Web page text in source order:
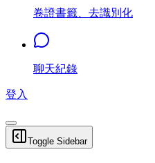
卷證書籤、去識別化
聊天紀錄
登入
Toggle Sidebar